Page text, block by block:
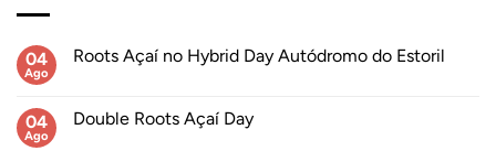
04
Ago
Roots Açaí no Hybrid Day Autódromo do Estoril
Roots
04
Ago
Double Roots Açaí Day